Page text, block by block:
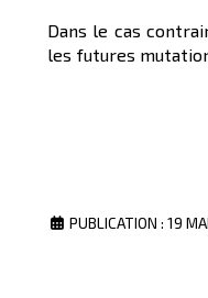
Dans le cas
les futures
PUBLICATION : 19